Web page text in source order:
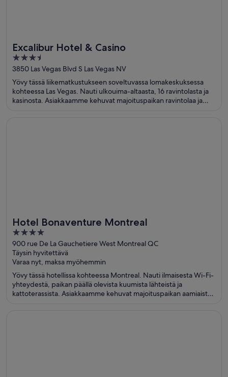
Excalibur Hotel & Casino
3.5
out
of
5
3850 Las Vegas Blvd S Las Vegas NV
Yövy tässä liikematkustukseen soveltuvassa lomakeskuksessa
kohteessa Las Vegas. Nauti ulkouima-altaasta, 16 ravintolasta ja
kasinosta. Asiakkaamme kehuvat majoituspaikan ravintolaa ja
Hotel Bonaventure Montreal
4
out
of
5
900 rue De La Gauchetiere West Montreal QC
Täysin hyvitettävä
Varaa nyt, maksa myöhemmin
Yövy tässä hotellissa kohteessa Montreal. Nauti ilmaisesta Wi-Fi-
yhteydestä, paikan päällä olevista kuumista lähteistä ja
kattoterassista. Asiakkaamme kehuvat majoituspaikan aamiaista